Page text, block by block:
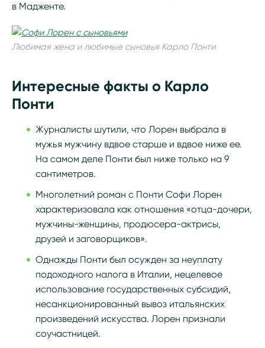
в Мадженте.
Любимая жена и любимые сыновья Карло Понти
Интересные факты о Карло
Понти
Журналисты шутили, что Лорен выбрала в
мужья мужчину вдвое старше и вдвое ниже ее.
На самом деле Понти был ниже только на 9
сантиметров.
Многолетний роман с Понти Софи Лорен
характеризовала как отношения «отца-дочери,
мужчины-женщины, продюсера-актрисы,
друзей и заговорщиков».
Однажды Понти был осужден за неуплату
подоходного налога в Италии, нецелевое
использование государственных субсидий,
несанкционированный вывоз итальянских
произведений искусства. Лорен признали
соучастницей.